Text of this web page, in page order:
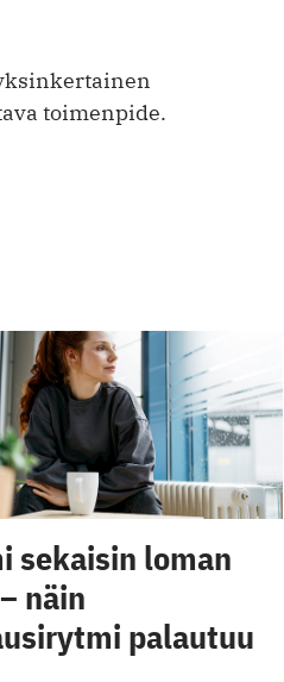
toimenpide.
sekaisin loman
näin
palautuu